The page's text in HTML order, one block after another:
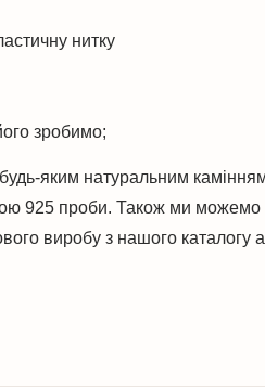
нитку
зробимо;
яким натуральним
925 проби. Також ми можемо
виробу з нашого каталогу